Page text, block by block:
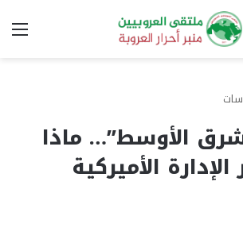
الأوسط”… ماذا
الأميركية